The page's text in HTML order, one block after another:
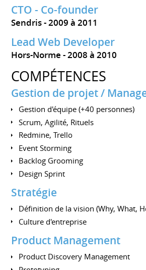
CTO - Co-founder
Sendris 2009 à 2011
Lead Web Developer
Hors-Norme 2008 à 2010
COMPÉTENCES
Gestion de projet /
Gestion d'équipe (+40 personnes)
Scrum, Agilité, Rituels
Redmine, Trello
Event Storming
Backlog Grooming
Design Sprint
Stratégie
Définition de la vision (Why, What,
Culture d'entreprise
Product Management
Product Discovery Management